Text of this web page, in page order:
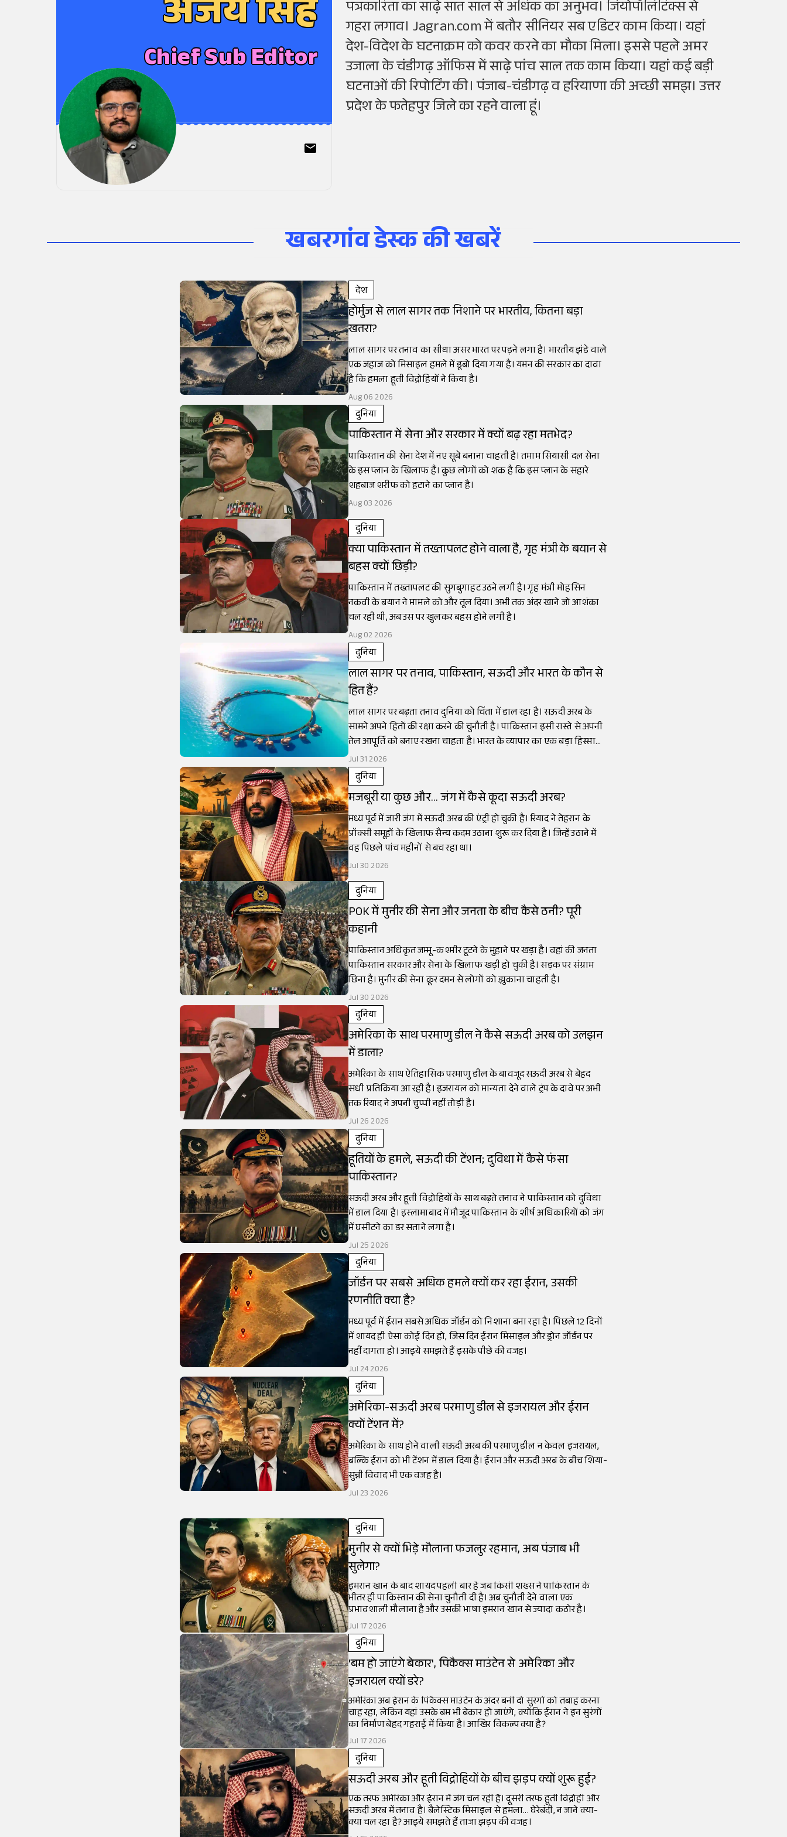
अजय सिंह
Chief Sub Editor
पत्रकारिता का साढ़े सात साल से अधिक का अनुभव। जियोपॉलिटिक्स से
गहरा लगाव। Jagran.com में बतौर सीनियर सब एडिटर काम किया। यहां
देश-विदेश के घटनाक्रम को कवर करने का मौका मिला। इससे पहले अमर
उजाला के चंडीगढ़ ऑफिस में साढ़े पांच साल तक काम किया। यहां कई बड़ी
घटनाओं की रिपोर्टिंग की। पंजाब-चंडीगढ़ व हरियाणा की अच्छी समझ। उत्तर
प्रदेश के फतेहपुर जिले का रहने वाला हूं।
खबरगांव डेस्ककी खबरें
देश
होर्मुज से लाल सागर तक निशाने पर भारतीय, कितना बड़ा
खतरा?
लाल सागर पर तनाव का सीधा असर भारत पर पड़ने लगा है। भारतीय झंडे वाले
एक जहाज को मिसाइल हमले में डूबो दिया गया है। यमन की सरकार का दावा
है कि हमला हूती विद्रोहियों ने किया है।
Aug 06 2026
दुनिया
पाकिस्तान में सेना और सरकार में क्यों बढ़ रहा मतभेद?
पाकिस्तान की सेना देश में नए सूबे बनाना चाहती है। तमाम सियासी दल सेना
के इस प्लान के खिलाफ हैं। कुछ लोगों को शक है कि इस प्लान के सहारे
शहबाज शरीफ को हटाने का प्लान है।
Aug 03 2026
दुनिया
क्या पाकिस्तान में तख्तापलट होने वाला है, गृह मंत्री के बयान से
बहस क्यों छिड़ी?
पाकिस्तान में तख्तापलट की सुगबुगाहट उठने लगी है। गृह मंत्री मोहसिन
नकवी के बयान ने मामले को और तूल दिया। अभी तक अंदर खाने जो आशंका
चल रही थी, अब उस पर खुलकर बहस होने लगी है।
Aug 02 2026
दुनिया
लाल सागर पर तनाव, पाकिस्तान, सऊदी और भारत के कौन से
हित हैं?
लाल सागर पर बढ़ता तनाव दुनिया को चिंता में डाल रहा है। सऊदी अरब के
सामने अपने हितों की रक्षा करने की चुनौती है। पाकिस्तान इसी रास्ते से अपनी
तेल आपूर्ति को बनाए रखना चाहता है। भारत के व्यापार का एक बड़ा हिस्सा
लाल सागर से ही गुजरता है।
Jul 31 2026
दुनिया
मजबूरी या कुछ और... जंग में कैसे कूदा सऊदी अरब?
मध्य पूर्व में जारी जंग में सऊदी अरब की एंट्री हो चुकी है। रियाद ने तेहरान के
प्रॉक्सी समूहों के खिलाफ सैन्य कदम उठाना शुरू कर दिया है। जिन्हें उठाने में
वह पिछले पांच महीनों से बच रहा था।
Jul 30 2026
दुनिया
POK में मुनीर की सेना और जनता के बीच कैसे ठनी? पूरी
कहानी
पाकिस्तान अधिकृत जम्मू-कश्मीर टूटने के मुहाने पर खड़ा है। वहां की जनता
पाकिस्तान सरकार और सेना के खिलाफ खड़ी हो चुकी है। सड़क पर संग्राम
छिना है। मुनीर की सेना क्रूर दमन से लोगों को झुकाना चाहती है।
Jul 30 2026
दुनिया
अमेरिका के साथ परमाणु डील ने कैसे सऊदी अरब को उलझन
में डाला?
अमेरिका के साथ ऐतिहासिक परमाणु डील के बावजूद सऊदी अरब से बेहद
सधी प्रतिक्रिया आ रही है। इजरायल को मान्यता देने वाले ट्रंप के दावे पर अभी
तक रियाद ने अपनी चुप्पी नहीं तोड़ी है।
Jul 26 2026
दुनिया
हूतियों के हमले, सऊदी की टेंशन; दुविधा में कैसे फंसा
पाकिस्तान?
सऊदी अरब और हूती विद्रोहियों के साथ बढ़ते तनाव ने पाकिस्तान को दुविधा
में डाल दिया है। इस्लामाबाद में मौजूद पाकिस्तान के शीर्ष अधिकारियों को जंग
में घसीटने का डर सताने लगा है।
Jul 25 2026
दुनिया
जॉर्डन पर सबसे अधिक हमले क्यों कर रहा ईरान, उसकी
रणनीति क्या है?
मध्य पूर्व में ईरान सबसे अधिक जॉर्डन को निशाना बना रहा है। पिछले 12 दिनों
में शायद ही ऐसा कोई दिन हो, जिस दिन ईरान मिसाइल और ड्रोन जॉर्डन पर
नहीं दागता हो। आइये समझते हैं इसके पीछे की वजह।
Jul 24 2026
दुनिया
अमेरिका-सऊदी अरब परमाणु डील से इजरायल और ईरान
क्यों टेंशन में?
अमेरिका के साथ होने वाली सऊदी अरब की परमाणु डील न केवल इजरायल,
बल्कि ईरान को भी टेंशन में डाल दिया है। ईरान और सऊदी अरब के बीच शिया-
सुन्नी विवाद भी एक वजह है।
Jul 23 2026
दुनिया
मुनीर से क्यों भिड़े मौलाना फजलुर रहमान, अब पंजाब भी
सुलेगा?
इमरान खान के बाद शायद पहली बार है जब किसी शख्स ने पाकिस्तान के
भीतर ही पाकिस्तान की सेना चुनौती दी है। अब चुनौती देने वाला एक
प्रभावशाली मौलाना है और उसकी भाषा इमरान खान से ज्यादा कठोर है।
Jul 17 2026
दुनिया
'बम हो जाएंगे बेकार', पिकैक्स माउंटेन से अमेरिका और
इजरायल क्यों डरे?
अमेरिका अब ईरान के पिकैक्स माउंटेन के अंदर बनी दो सुरंगों को तबाह करना
चाह रहा, लेकिन यहां उसके बम भी बेकार हो जाएंगे, क्योंकि ईरान ने इन सुरंगों
का निर्माण बेहद गहराई में किया है। आखिर विकल्प क्या है?
Jul 17 2026
दुनिया
सऊदी अरब और हूती विद्रोहियों के बीच झड़प क्यों शुरू हुई?
एक तरफ अमेरिका और ईरान में जंग चल रही है। दूसरी तरफ हूती विद्रोही और
सऊदी अरब में तनाव है। बैलेस्टिक मिसाइल से हमला... घेरेबंदी, न जाने क्या-
क्या चल रहा है? आइये समझते हैं ताजा झड़प की वजह।